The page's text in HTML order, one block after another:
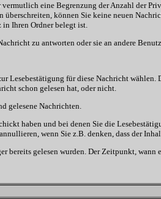
eine Begrenzung der Anzahl der
können Sie keine neuen
Ihren Ordner belegt ist.
zu antworten oder sie an andere
Lesebestätigung für diese Nachricht wählen.
schon gelesen hat, oder nicht.
gelesene Nachrichten.
haben und bei denen Sie die
wenn Sie z.B. denken, dass der
bereits gelesen wurden. Der Zeitpunkt, wann